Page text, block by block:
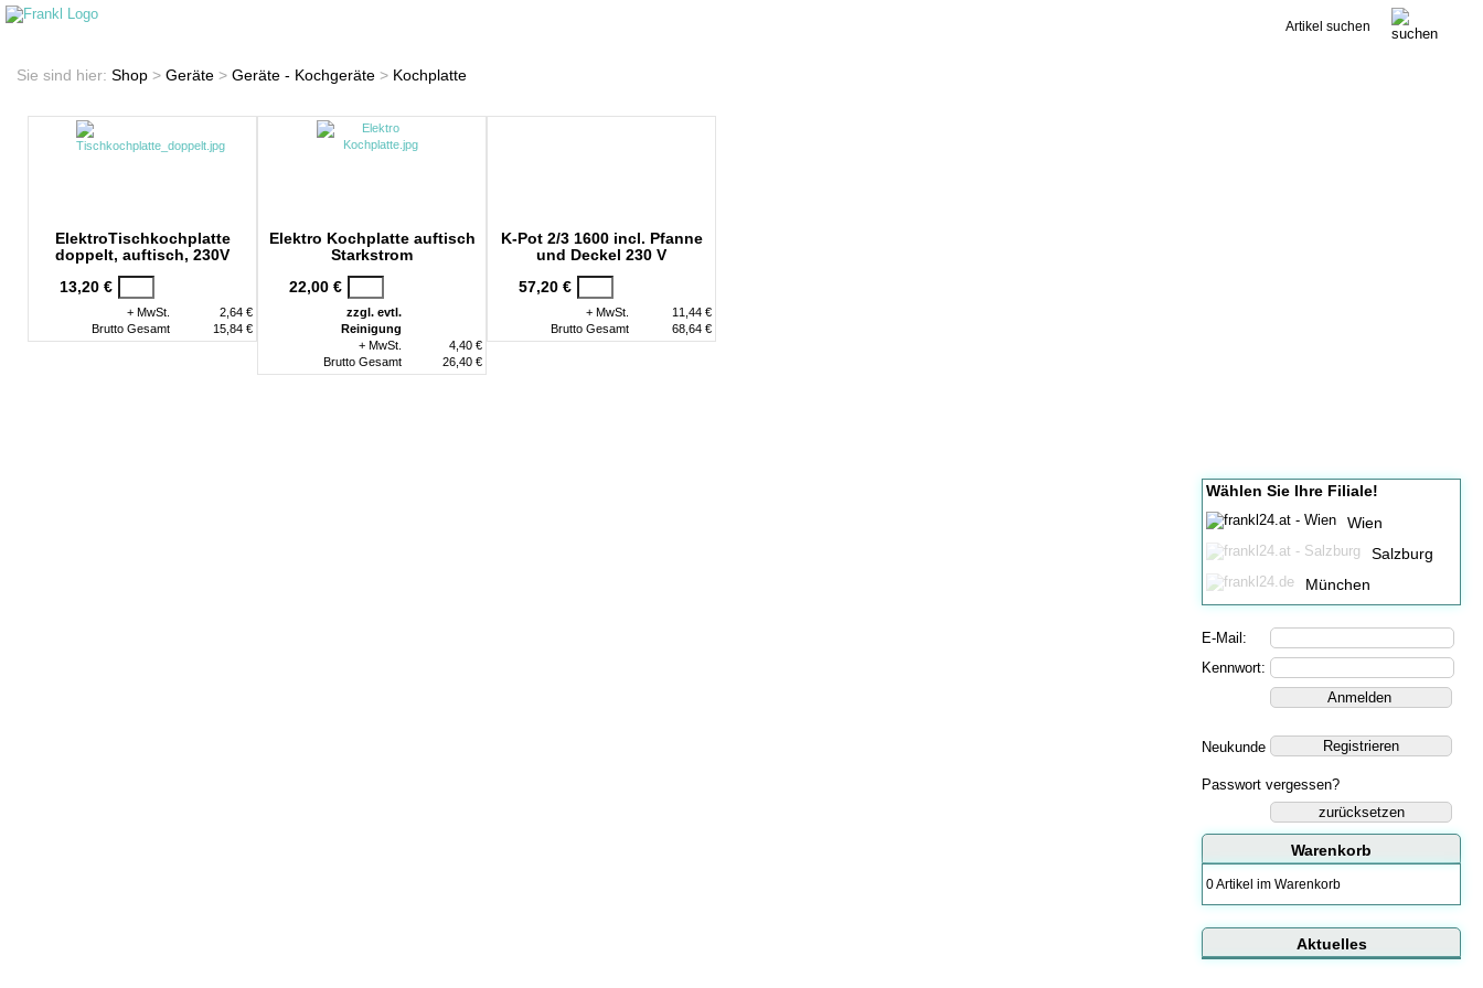
Sie sind hier: Shop > Geräte > Geräte - Kochgeräte > Kochplatte
ElektroTischkochplatte
doppelt, auftisch, 230V
13,20 €
+ MwSt.
2,64 €
Brutto Gesamt
15,84 €
Elektro Kochplatte auftisch
Starkstrom
22,00 €
zzgl. evtl.
Reinigung
+ MwSt.
4,40 €
Brutto Gesamt
26,40 €
K-Pot 2/3 1600 incl. Pfanne
und Deckel 230 V
57,20 €
+ MwSt.
11,44 €
Brutto Gesamt
68,64 €
Wählen Sie Ihre Filiale!
Wien
Salzburg
München
E-Mail:
Kennwort:
Neukunde
Passwort vergessen?
zurücksetzen
Warenkorb
0 Artikel im Warenkorb
Aktuelles